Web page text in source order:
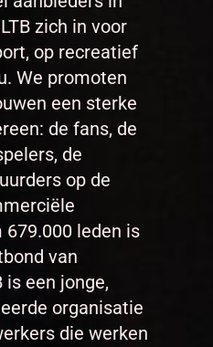
zich in voor
op recreatief
We promoten
een sterke
de fans, de
de
op de
leden is
van
is een jonge,
organisatie
die werken